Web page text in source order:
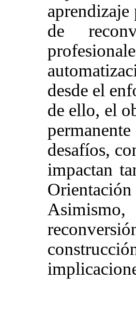
aprendizaje
de
desde el
de ello, el
desafíos,
impactan